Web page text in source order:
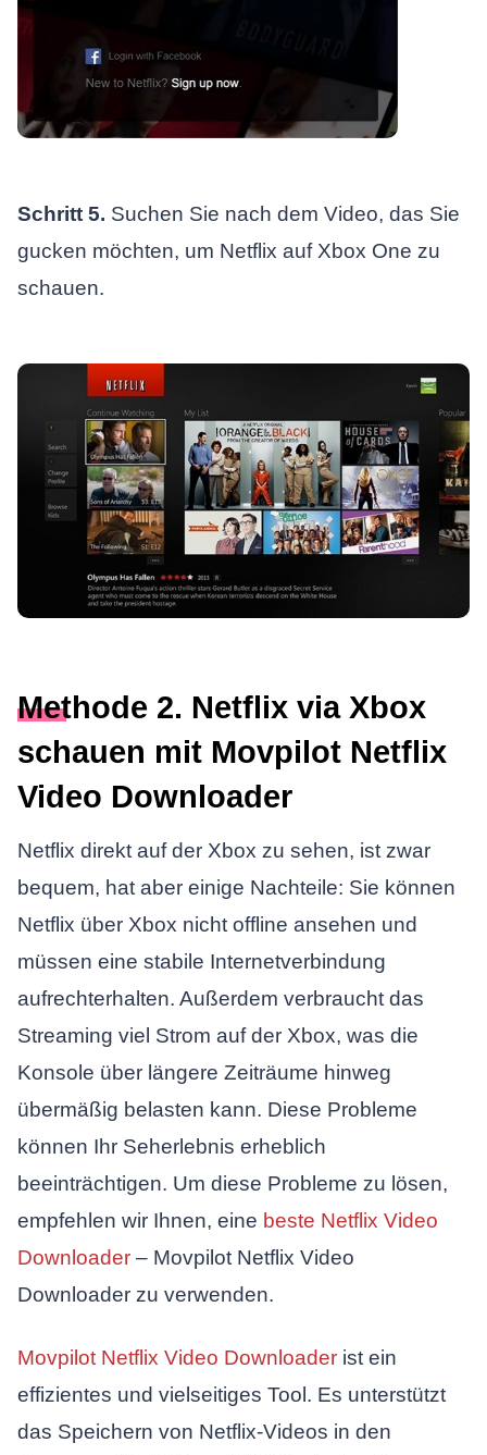
Schritt 5. Suchen Sie nach dem Video, das Sie
gucken möchten, um Netflix auf Xbox One zu
schauen.
Methode 2. Netflix via Xbox
schauen mit Movpilot Netflix
Video Downloader
Netflix direkt auf der Xbox zu sehen, ist zwar
bequem, hat aber einige Nachteile: Sie können
Netflix über Xbox nicht offline ansehen und
müssen eine stabile Internetverbindung
aufrechterhalten. Außerdem verbraucht das
Streaming viel Strom auf der Xbox, was die
Konsole über längere Zeiträume hinweg
übermäßig belasten kann. Diese Probleme
können Ihr Seherlebnis erheblich
beeinträchtigen. Um diese Probleme zu lösen,
empfehlen wir Ihnen, eine beste Netflix Video
Downloader– Movpilot Netflix Video
Downloader zu verwenden.
Movpilot Netflix Video Downloaderist ein
effizientes und vielseitiges Tool. Es unterstützt
das Speichern von Netflix-Videos in den